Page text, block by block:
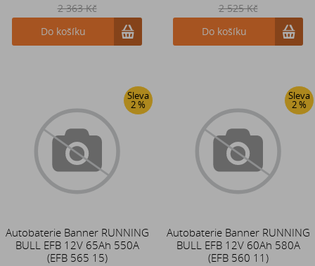
2 363 Kč
Do košíku
2 525 Kč
Do košíku
Sleva
2 %
Autobaterie Banner RUNNING
BULL EFB 12V 65Ah 550A
(EFB 565 15)
Sleva
2 %
Autobaterie Banner RUNNING
BULL EFB 12V 60Ah 580A
(EFB 560 11)